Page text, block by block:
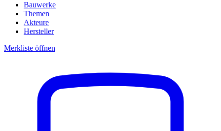
Bauwerke
Themen
Akteure
Hersteller
Merkliste öffnen